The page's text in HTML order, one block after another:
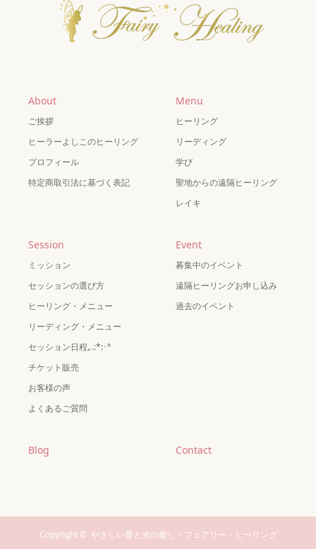
About
ご挨拶
ヒーラーよしこのヒーリング
プロフィール
特定商取引法に基づく表記
Menu
ヒーリング
リーディング
学び
聖地からの遠隔ヒーリング
レイキ
Session
ミッション
セッションの選び方
ヒーリング・メニュー
リーディング・メニュー
セッション日程｡.:*:･°
チケット販売
お客様の声
よくあるご質問
Event
募集中のイベント
遠隔ヒーリングお申し込み
過去のイベント
Blog Contact
Copyright © やさしい愛と光の癒し・フェアリー・ヒーリング